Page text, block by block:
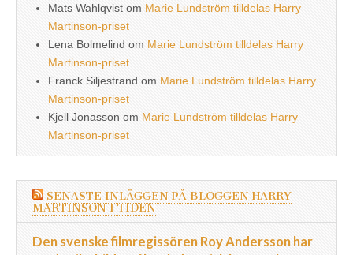
Mats Wahlqvist om Marie Lundström tilldelas Harry
Martinson-priset
Lena Bolmelind om Marie Lundström tilldelas Harry
Martinson-priset
Franck Siljestrand om Marie Lundström tilldelas Harry
Martinson-priset
Kjell Jonasson om Marie Lundström tilldelas Harry
Martinson-priset
SENASTE INLÄGGEN PÅ BLOGGEN HARRY
MARTINSON I TIDEN
Den svenske filmregissören Roy Andersson har